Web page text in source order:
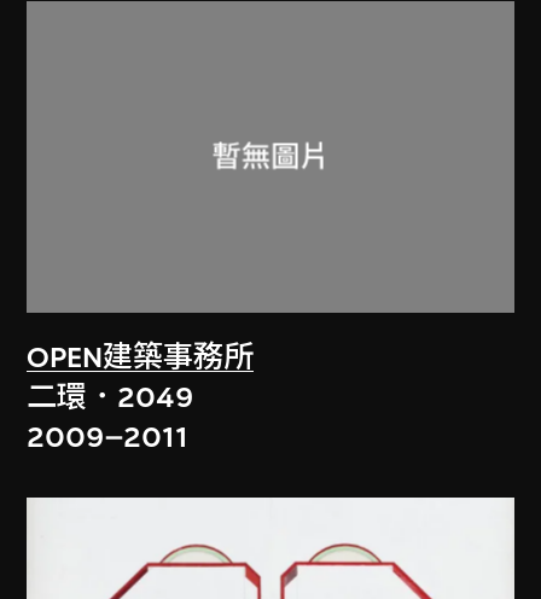
OPEN建築事務所
二環．2049
2009–2011